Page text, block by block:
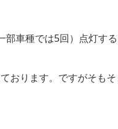
車種では5回）点灯す
おります。ですがそも